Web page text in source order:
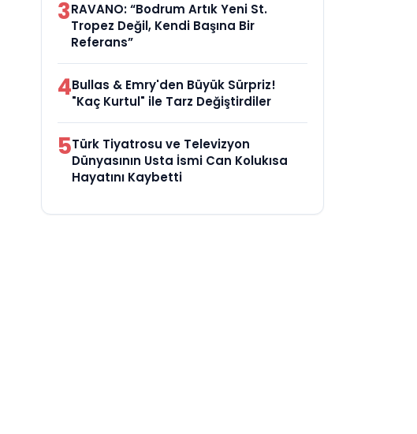
3RAVANO: “Bodrum Artık Yeni St.
Tropez Değil, Kendi Başına Bir
Referans”
4Bullas & Emry'den Büyük Sürpriz!
"Kaç Kurtul" ile Tarz Değiştirdiler
5Türk Tiyatrosu ve Televizyon
Dünyasının Usta İsmi Can Kolukısa
Hayatını Kaybetti